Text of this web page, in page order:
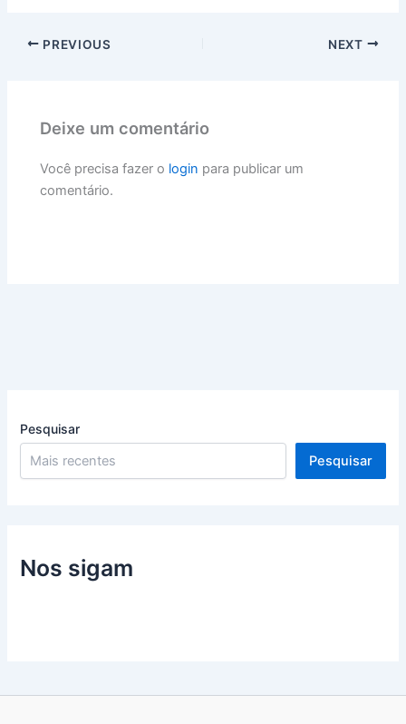
PREVIOUS NEXT
Deixe um comentário
Você precisa fazer o login para publicar um
comentário.
Pesquisar
Pesquisar
Nos sigam